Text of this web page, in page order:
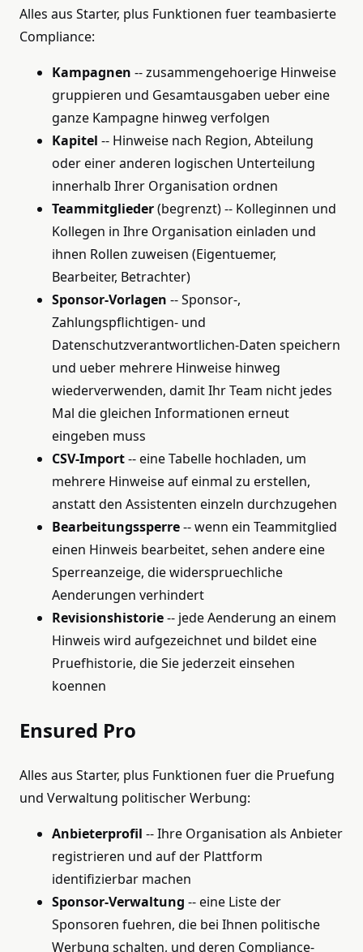
Alles aus Starter, plus Funktionen fuer teambasierte
Compliance:
Kampagnen -- zusammengehoerige Hinweise
gruppieren und Gesamtausgaben ueber eine
ganze Kampagne hinweg verfolgen
Kapitel -- Hinweise nach Region, Abteilung
oder einer anderen logischen Unterteilung
innerhalb Ihrer Organisation ordnen
Teammitglieder(begrenzt) -- Kolleginnen und
Kollegen in Ihre Organisation einladen und
ihnen Rollen zuweisen (Eigentuemer,
Bearbeiter, Betrachter)
Sponsor-Vorlagen -- Sponsor-,
Zahlungspflichtigen- und
Datenschutzverantwortlichen-Daten speichern
und ueber mehrere Hinweise hinweg
wiederverwenden, damit Ihr Team nicht jedes
Mal die gleichen Informationen erneut
eingeben muss
CSV-Import-- eine Tabelle hochladen, um
mehrere Hinweise auf einmal zu erstellen,
anstatt den Assistenten einzeln durchzugehen
Bearbeitungssperre-- wenn ein Teammitglied
einen Hinweis bearbeitet, sehen andere eine
Sperreanzeige, die widerspruechliche
Aenderungen verhindert
Revisionshistorie-- jede Aenderung an einem
Hinweis wird aufgezeichnet und bildet eine
Pruefhistorie, die Sie jederzeit einsehen
koennen
Ensured Pro
Alles aus Starter, plus Funktionen fuer die Pruefung
und Verwaltung politischer Werbung:
Anbieterprofil -- Ihre Organisation als Anbieter
registrieren und auf der Plattform
identifizierbar machen
Sponsor-Verwaltung -- eine Liste der
Sponsoren fuehren, die bei Ihnen politische
Werbung schalten, und deren Compliance-